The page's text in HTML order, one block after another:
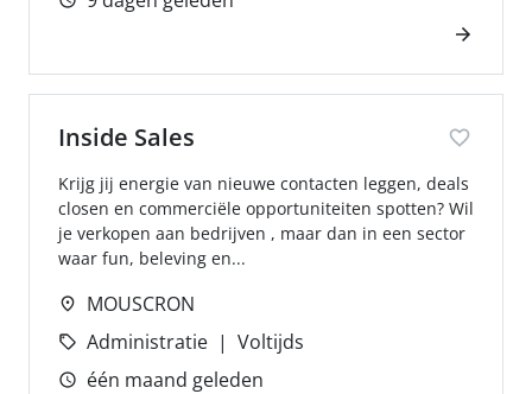
Inside Sales
Krijg jij energie van nieuwe contacten leggen, deals
closen en commerciële opportuniteiten spotten? Wil
je verkopen aan bedrijven , maar dan in een sector
waar fun, beleving en...
MOUSCRON
Administratie
Voltijds
één maand geleden